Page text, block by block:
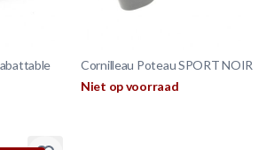
Cornilleau Poteau SPORT NOIR
Niet op voorraad